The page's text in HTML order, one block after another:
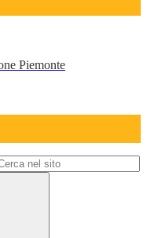
Piemonte